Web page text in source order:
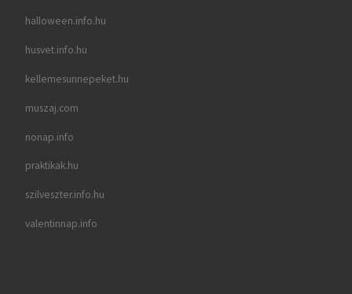
halloween.info.hu
husvet.info.hu
kellemesunnepeket.hu
muszaj.com
nonap.info
praktikak.hu
szilveszter.info.hu
valentinnap.info